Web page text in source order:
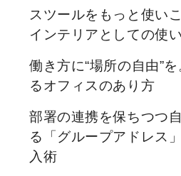
スツールをもっと使い
インテリアとしての使
働き方に“場所の自由”
るオフィスのあり方
部署の連携を保ちつつ
る「グループアドレス
入術